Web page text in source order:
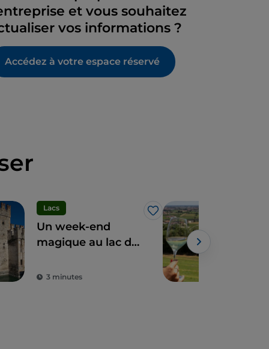
et vous souhaitez
vos informations ?
Accédez à votre espace réservé
Lacs
J’aime
Un week-end
magique au lac de
3 minutes